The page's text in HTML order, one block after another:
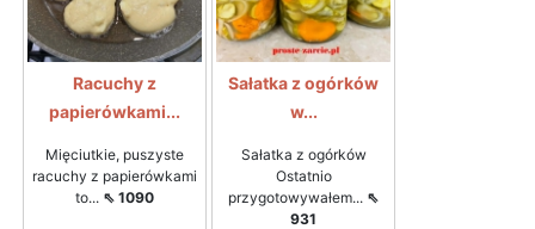
Racuchy z
papierówkami...
Mięciutkie, puszyste
racuchy z papierówkami
to... ⇖ 1090
Sałatka z ogórków
w...
Sałatka z ogórków
Ostatnio
przygotowywałem... ⇖
931